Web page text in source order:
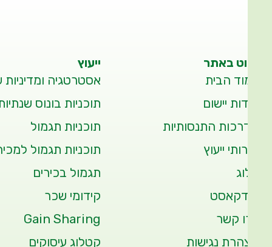
ניווט באתר
עמוד הבית
אודות יישום
הדרכות התנסותיות
שירותי ייעוץ
בלוג
פודקאסט
צרו קשר
הצהרת נגישות
ייעוץ
אסטרטגיה
תוכניות בונוס
תוכניות תגמול
תוכניות תגמול
תגמול בכירים
קידומי שכר
Gain Sharing
קטלוג עיסוקים